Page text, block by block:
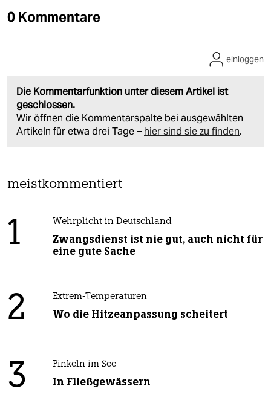
0 Kommentare
Die Kommentarfunktion unter diesem Artikel ist
geschlossen.
Wir öffnen die Kommentarspalte bei ausgewählten
Artikeln für etwa drei Tage – hier sind sie zu finden.
einloggen
meistkommentiert
1 Wehrplicht in Deutschland
Zwangsdienst ist nie gut, auch nicht für
eine gute Sache
2 Extrem-Temperaturen
Wo die Hitzeanpassung scheitert
3 Pinkeln im See
In Fließgewässern